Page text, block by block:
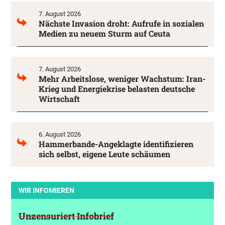
7. August 2026
Nächste Invasion droht: Aufrufe in sozialen
Medien zu neuem Sturm auf Ceuta
7. August 2026
Mehr Arbeitslose, weniger Wachstum: Iran-
Krieg und Energiekrise belasten deutsche
Wirtschaft
6. August 2026
Hammerbande-Angeklagte identifizieren
sich selbst, eigene Leute schäumen
WIR INFOMIEREN
Unzensuriert Infobrief